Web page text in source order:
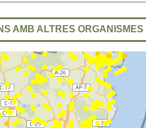
AMB ALTRES ORGANISMES